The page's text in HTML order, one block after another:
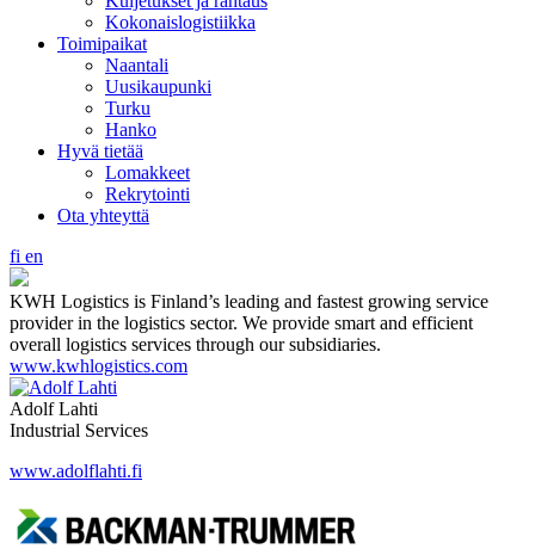
Kokonaislogistiikka
Toimipaikat
Naantali
Uusikaupunki
Turku
Hanko
Hyvä tietää
Lomakkeet
Rekrytointi
Ota yhteyttä
fi en
KWH Logistics is Finland’s leading and fastest growing service
provider in the logistics sector. We provide smart and efficient
overall logistics services through our subsidiaries.
www.kwhlogistics.com
Adolf Lahti
Industrial Services
www.adolflahti.fi